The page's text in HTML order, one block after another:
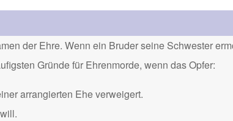
der Ehre. Wenn ein Bruder seine Schwester
Gründe für Ehrenmorde, wenn das Opfer:
arrangierten Ehe verweigert.